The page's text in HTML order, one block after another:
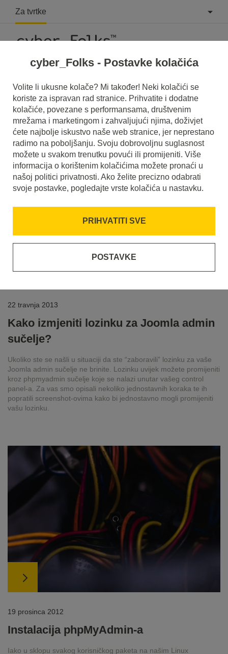
Za tvrtke
#phpmyadmin
22 travnja 2013
Kako izmjeniti lozinku za Joomla admin
sučelje?
Ukoliko ste se našli u situaciji da ste “zaboravili” lozinku za vaše
Joomla admin sučelje ne brinite. Lozinku uvijek možete promijeniti
kroz phpmyadmin sučelje koje se nalazi unutar vašeg control
panel-a. Za vas smo opisali nekoliko jednostavnih koraka te ih
popratili screenshot-ovima kako bi jednostavno mogli promijeniti
vašu lozinku.
19 prosinca 2012
Instalacija phpMyAdmin-a
Iako u sklopu svakog korisničkog paketa na našim Linux
cyber_Folks - Postavke kolačića
Volite li ukusne kolače? Mi također! Neki kolačići se
koriste za ispravan rad stranice. Prihvatite i dodatne
kolačiće, povezane s performansama, društvenim
mrežama i marketingom i zahvaljujući njima, doživjet
ćete najbolje iskustvo naše web stranice, jer neprestano
radimo na poboljšanju. Svoju dobrovoljnu suglasnost
možete u svakom trenutku povući ili promijeniti. Više
informacija o korištenim kolačićima možete pronaći u
našoj politici privatnosti. Ako želite precizno odabrati
svoje postavke, pogledajte vrste kolačića u nastavku.
PRIHVATITI SVE
POSTAVKE